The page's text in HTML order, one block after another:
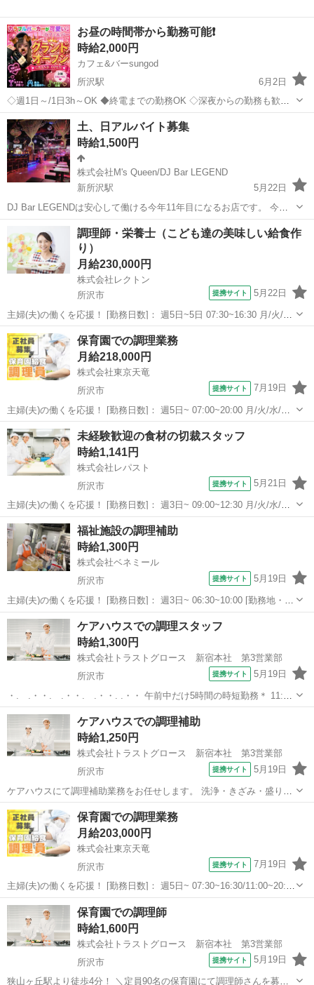
お昼の時間帯から勤務可能❗️
時給2,000円
カフェ&バーsungod
所沢駅
6月2日
◇週1日～/1日3h～OK ◆終電までの勤務OK ◇深夜からの勤務も歓迎
◆完全自由シフト制♪ ◇月1,2回の勤務も相談可 ◇即日体験,即日勤務
OK♪ ◆WワークOK♪ ◇お友達と一緒にシフト調整もOK♪ ◆強制出勤
一切なし...
埼玉 所沢市 所沢駅 バーテンダー
土、日アルバイト募集
時給1,500円
株式会社M's Queen/DJ Bar LEGEND
新所沢駅
5月22日
DJ Bar LEGENDは安心して働ける今年11年目になるお店です。 今回
は週末土、日のアルバイト募集です。 見習い期間あり、スキルに応じ
てになりますが長期の方優先で募集致します。 音楽好き、お酒好きの
方にはピッタリ...
所沢市 新所沢駅 飲食 Bar
調理師・栄養士（こども達の美味しい給食作
り）
月給230,000円
株式会社レクトン
所沢市
提携サイト 5月22日
主婦(夫)の働くを応援！ [勤務日数]： 週5日~5日 07:30~16:30 月/火/水/
木/金/土 などから選べます [勤務地・最寄駅]： 埼玉県所沢市 下富654-
2 所沢市立 富岡保育園 【株式会社レクトン...
埼玉 所沢市 キッチン
保育園での調理業務
月給218,000円
株式会社東京天竜
所沢市
提携サイト 7月19日
主婦(夫)の働くを応援！ [勤務日数]： 週5日~ 07:00~20:00 月/火/水/木/
金/土 などから選べます [勤務地・最寄駅]： 埼玉県所沢市緑町3-4-6 株
式会社東京天竜 新所沢駅徒歩7分 [職種名]：保...
埼玉 所沢市 その他
未経験歓迎の食材の切裁スタッフ
時給1,141円
株式会社レパスト
所沢市
提携サイト 5月21日
主婦(夫)の働くを応援！ [勤務日数]： 週3日~ 09:00~12:30 月/火/水/木/
金/土/日 などから選べます [勤務地・最寄駅]： 埼玉県所沢市並木4-1
国立障害者リハビリテーションセンター 株式会社レ...
埼玉 所沢市 その他
福祉施設の調理補助
時給1,300円
株式会社ベネミール
所沢市
提携サイト 5月19日
主婦(夫)の働くを応援！ [勤務日数]： 週3日~ 06:30~10:00 [勤務地・最
寄駅]： 埼玉県所沢市北原町1375-2 株式会社ベネミール 特別養護老
人ホーム なみきロイヤルの園事業所 航空公園駅自動車10分...
埼玉 所沢市 キッチン
ケアハウスでの調理スタッフ
時給1,300円
株式会社トラストグロース 新宿本社 第3営業部
所沢市
提携サイト 5月19日
・. .・・. .・・. .・・. .・・ 午前中だけ5時間の時短勤務＊ 11:00
にはお仕事終了！ スキマ時間に週3日～のペースで ご高齢者に食事を
埼玉 所沢市 キッチン
ケアハウスでの調理補助
時給1,250円
株式会社トラストグロース 新宿本社 第3営業部
所沢市
提携サイト 5月19日
ケアハウスにて調理補助業務をお任せします。 洗浄・きざみ・盛り付
け等をお願いします。 ☆食数：70名 ☆人数体制：3名 ☆資格不問
☆20～50代の方活躍中 ☆週3日～OK ☆1シフトのみ ☆制服貸与あり
(内履きのみ持参)...
埼玉 所沢市 キッチン
保育園での調理業務
月給203,000円
株式会社東京天竜
所沢市
提携サイト 7月19日
主婦(夫)の働くを応援！ [勤務日数]： 週5日~ 07:30~16:30/11:00~20:00
月/火/水/木/金/土 などから選べます [勤務地・最寄駅]： 埼玉県所沢市
緑町3-4-6 株式会社東京天竜 新所沢駅徒...
埼玉 所沢市 その他
保育園での調理師
時給1,600円
株式会社トラストグロース 新宿本社 第3営業部
所沢市
提携サイト 5月19日
狭山ヶ丘駅より徒歩4分！ ＼定員90名の保育園にて調理師さんを募集